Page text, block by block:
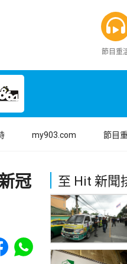
節目重
my903.com 節目
冠
to Facebook
Share to WhatsApp
至 Hit 新聞